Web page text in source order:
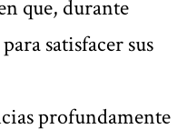
que, durante
satisfacer sus
profundamente